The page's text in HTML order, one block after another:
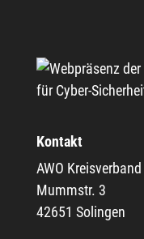
Kontakt
AWO
Mummstr. 3
42651 Solingen